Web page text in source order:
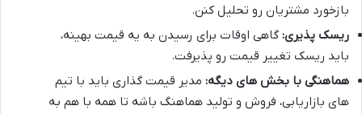
بازخورد مشتریان رو تحلیل کنن.
ریسک پذیری: گاهی اوقات برای رسیدن به یه قیمت بهینه،
باید ریسک تغییر قیمت رو پذیرفت.
هماهنگی با بخش های دیگه: مدیر قیمت گذاری باید با تیم
های بازاریابی، فروش و تولید هماهنگ باشه تا همه با هم به